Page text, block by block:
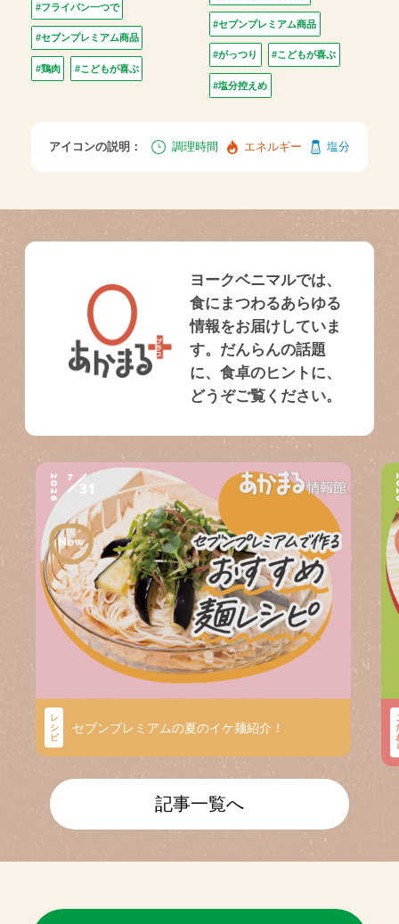
#フライパン一つで
#セブンプレミアム商品
#鶏肉 #こどもが喜ぶ
#セブンプレミアム商品
#がっつり #こどもが喜ぶ
#塩分控えめ
アイコンの説明： 調理時間 エネルギー 塩分
ヨークベニマルでは、
食にまつわるあらゆる
情報をお届けしていま
す。だんらんの話題
に、食卓のヒントに、
どうぞご覧ください。
2026 7
31
レ
シ
ピ
セブンプレミアムの夏のイケ麺紹介！
記事一覧へ